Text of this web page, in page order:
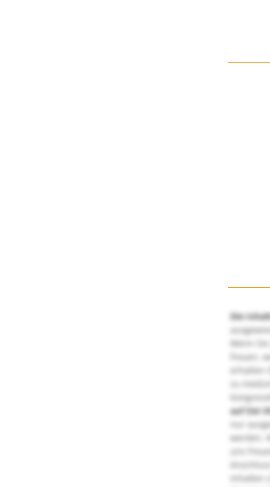
Die
Wenn
freuen,
erhalten
zu
auf Sie!
nur
werden.
uns
Inhalten